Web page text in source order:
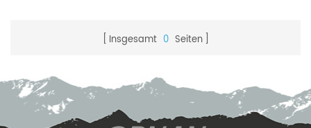
Insgesamt 0 Seiten